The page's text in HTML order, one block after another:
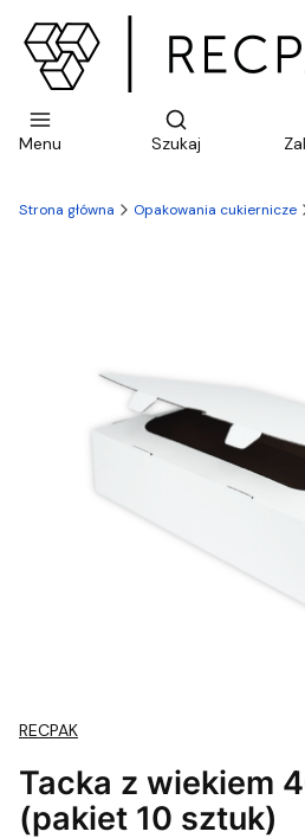
Menu
Otwórz
Szukaj
Strona główna Opakowania cukiernicze
RECPAK
Tacka z wiekiem
(pakiet 10 sztuk)